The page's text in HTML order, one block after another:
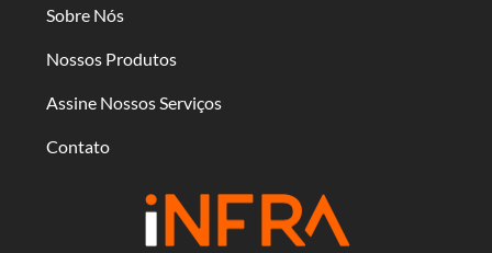
Sobre Nós
Nossos Produtos
Assine Nossos Serviços
Contato